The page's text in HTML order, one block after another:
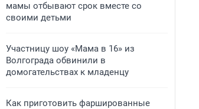
мамы отбывают срок вместе со
своими детьми
Участницу шоу «Мама в 16» из
Волгограда обвинили в
домогательствах к младенцу
Как приготовить фаршированные